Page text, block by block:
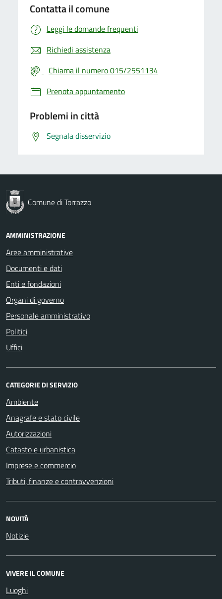
Contatta il comune
Leggi le domande frequenti
Richiedi assistenza
Chiama il numero 015/2551134
Prenota appuntamento
Problemi in città
Segnala disservizio
Comune di Torrazzo
AMMINISTRAZIONE
Aree amministrative
Documenti e dati
Enti e fondazioni
Organi di governo
Personale amministrativo
Politici
Uffici
CATEGORIE DI SERVIZIO
Ambiente
Anagrafe e stato civile
Autorizzazioni
Catasto e urbanistica
Imprese e commercio
Tributi, finanze e contravvenzioni
NOVITÀ
Notizie
VIVERE IL COMUNE
Luoghi